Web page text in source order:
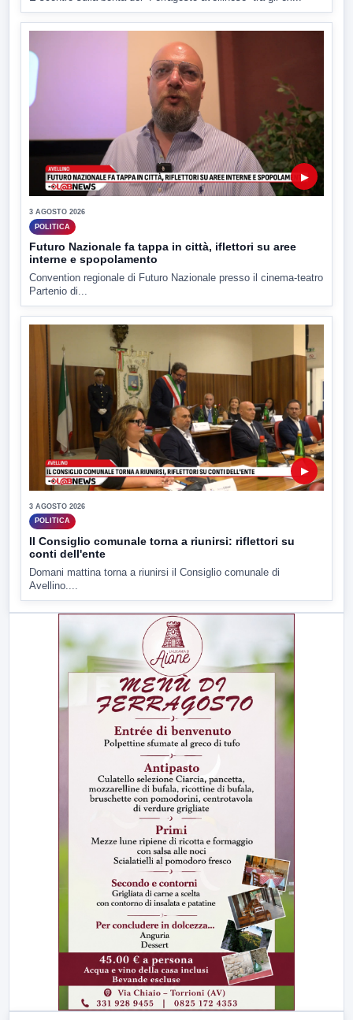
▶
3 AGOSTO 2026
POLITICA
Futuro Nazionale fa tappa in città, iflettori su aree
interne e spopolamento
Convention regionale di Futuro Nazionale presso il cinema-teatro
Partenio di...
▶
3 AGOSTO 2026
POLITICA
Il Consiglio comunale torna a riunirsi: riflettori su
conti dell'ente
Domani mattina torna a riunirsi il Consiglio comunale di
Avellino....